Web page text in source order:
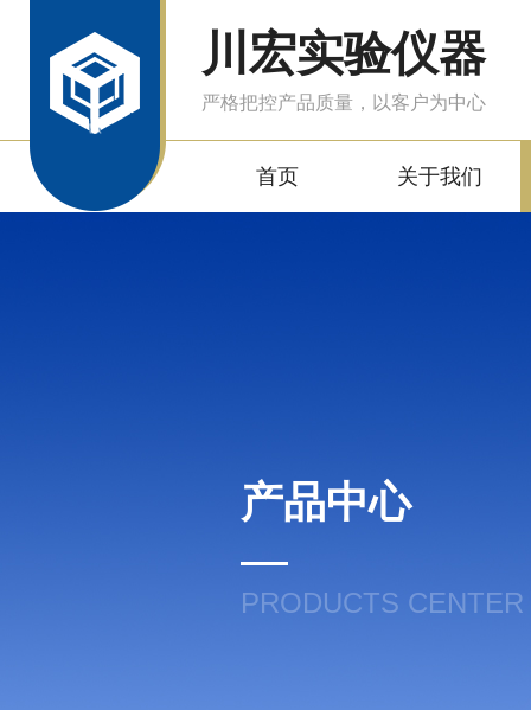
川宏实验仪器
严格把控产品质量，以客户为中心
首页 关于我们
产品中心
PRODUCTS CENTER